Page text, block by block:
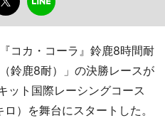
コカ・コーラ』鈴鹿8時間耐
鈴鹿8耐）」の決勝レースが
ット国際レーシングコース
）を舞台にスタートした。